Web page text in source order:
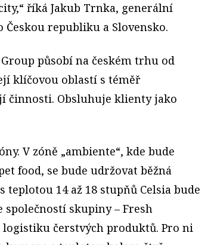
říká Jakub Trnka, generální
republiku a Slovensko.
působí na českém trhu od
klíčovou oblastí s téměř
činnosti. Obsluhuje klienty jako
V zóně „ambiente“, kde bude
food, se bude udržovat běžná
teplotou 14 až 18 stupňů Celsia bude
společností skupiny – Fresh
logistiku čerstvých produktů. Pro ni